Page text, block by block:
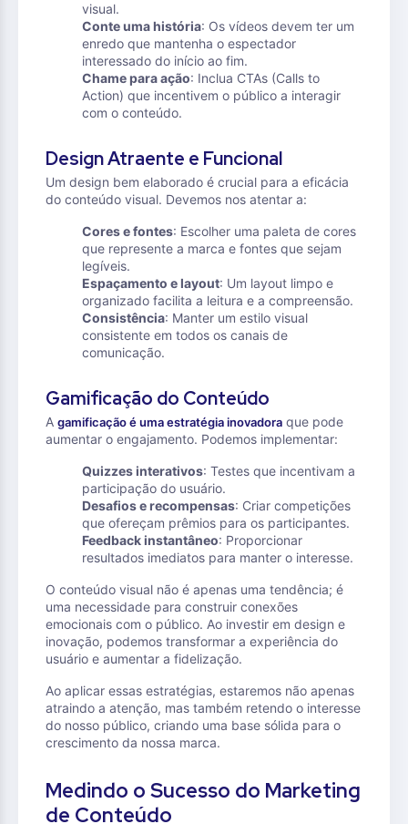
visual.
Conte uma história: Os vídeos devem ter um
enredo que mantenha o espectador
interessado do início ao fim.
Chame para ação: Inclua CTAs (Calls to
Action) que incentivem o público a interagir
com o conteúdo.
Design Atraente e Funcional
Um design bem elaborado é crucial para a eficácia
do conteúdo visual. Devemos nos atentar a:
Cores e fontes: Escolher uma paleta de cores
que represente a marca e fontes que sejam
legíveis.
Espaçamento e layout: Um layout limpo e
organizado facilita a leitura e a compreensão.
Consistência: Manter um estilo visual
consistente em todos os canais de
comunicação.
Gamificação do Conteúdo
A gamificação é uma estratégia inovadora que pode
aumentar o engajamento. Podemos implementar:
Quizzes interativos: Testes que incentivam a
participação do usuário.
Desafios e recompensas: Criar competições
que ofereçam prêmios para os participantes.
Feedback instantâneo: Proporcionar
resultados imediatos para manter o interesse.
O conteúdo visual não é apenas uma tendência; é
uma necessidade para construir conexões
emocionais com o público. Ao investir em design e
inovação, podemos transformar a experiência do
usuário e aumentar a fidelização.
Ao aplicar essas estratégias, estaremos não apenas
atraindo a atenção, mas também retendo o interesse
do nosso público, criando uma base sólida para o
crescimento da nossa marca.
Medindo o Sucesso do Marketing
de Conteúdo